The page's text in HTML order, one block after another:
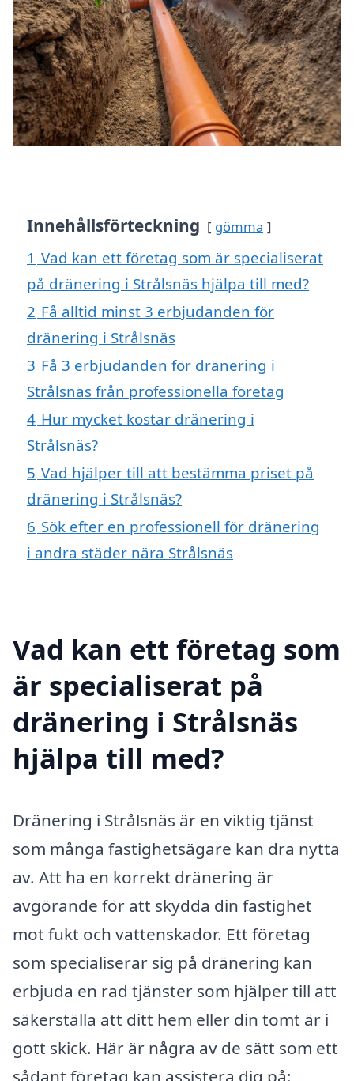
Innehållsförteckning gömma
1 Vad kan ett företag som är specialiserat
på dränering i Strålsnäs hjälpa till med?
2 Få alltid minst 3 erbjudanden för
dränering i Strålsnäs
3 Få 3 erbjudanden för dränering i
Strålsnäs från professionella företag
4 Hur mycket kostar dränering i
Strålsnäs?
5 Vad hjälper till att bestämma priset på
dränering i Strålsnäs?
6 Sök efter en professionell för dränering
i andra städer nära Strålsnäs
Vad kan ett företag som
är specialiserat på
dränering i Strålsnäs
hjälpa till med?
Dränering i Strålsnäs är en viktig tjänst
som många fastighetsägare kan dra nytta
av. Att ha en korrekt dränering är
avgörande för att skydda din fastighet
mot fukt och vattenskador. Ett företag
som specialiserar sig på dränering kan
erbjuda en rad tjänster som hjälper till att
säkerställa att ditt hem eller din tomt är i
gott skick. Här är några av de sätt som ett
sådant företag kan assistera dig på: